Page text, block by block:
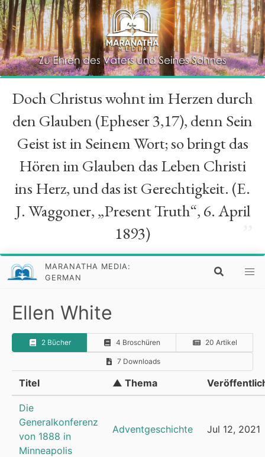
“
Doch Christus wohnt im Herzen durch
den Glauben (Epheser 3,17), denn Sein
Geist ist in Seinem Wort; so bringt das
Hören im Glauben das Leben Christi
ins Herz, und das ist Gerechtigkeit. (E.
J. Waggoner, „Present Truth“, 6. April
1893)
MARANATHA MEDIA:
GERMAN
Ellen White
2 Bücher 4 Broschüren 20 Artikel
7 Downloads
Titel ▲ Thema
Die
Generalkonferenz
von 1888 in
Minneapolis
Adventgeschichte Jul 12, 2021